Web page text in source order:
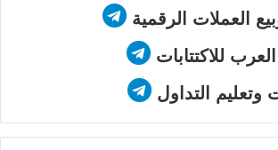
العملات الرقمية
للاكتتابات
وتعليم التداول